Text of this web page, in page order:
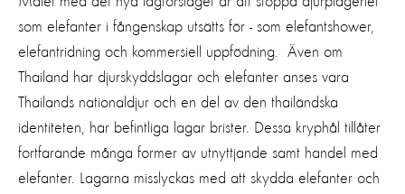
som elefanter i fångenskap utsätts för - som elefantshower,
elefantridning och kommersiell uppfödning. Även om
Thailand har djurskyddslagar och elefanter anses vara
Thailands nationaldjur och en del av den thailändska
identiteten, har befintliga lagar brister. Dessa kryphål tillåter
fortfarande många former av utnyttjande samt handel med
elefanter. Lagarna misslyckas med att skydda elefanter och